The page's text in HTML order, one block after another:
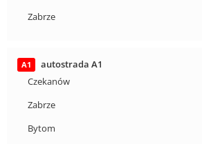
Zabrze
A1
autostrada A1
Czekanów
Zabrze
Bytom